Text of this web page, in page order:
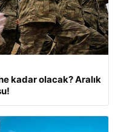
kadar olacak? Aralık